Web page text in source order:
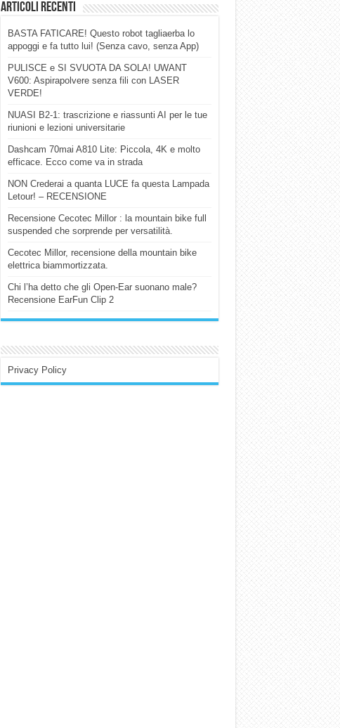
Articoli Recenti
BASTA FATICARE! Questo robot tagliaerba lo
appoggi e fa tutto lui! (Senza cavo, senza App)
PULISCE e SI SVUOTA DA SOLA! UWANT
V600: Aspirapolvere senza fili con LASER
VERDE!
NUASI B2-1: trascrizione e riassunti AI per le tue
riunioni e lezioni universitarie
Dashcam 70mai A810 Lite: Piccola, 4K e molto
efficace. Ecco come va in strada
NON Crederai a quanta LUCE fa questa Lampada
Letour! – RECENSIONE
Recensione Cecotec Millor : la mountain bike full
suspended che sorprende per versatilità.
Cecotec Millor, recensione della mountain bike
elettrica biammortizzata.
Chi l’ha detto che gli Open-Ear suonano male?
Recensione EarFun Clip 2
Privacy Policy